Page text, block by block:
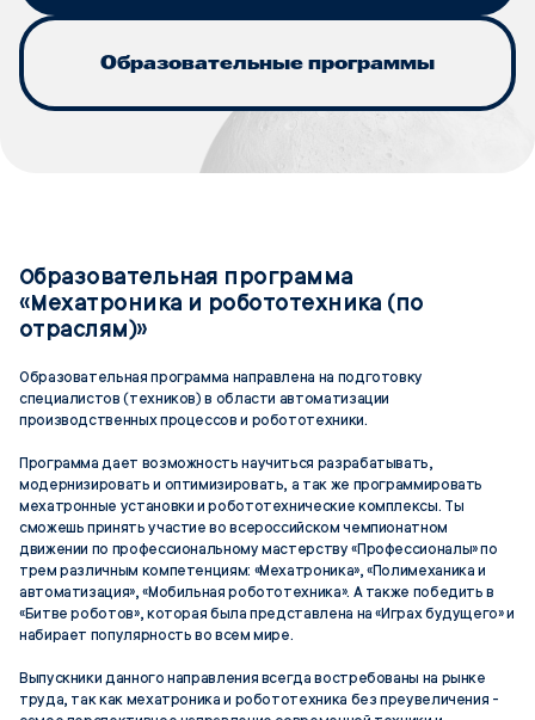
Образовательные программы
Образовательная программа
«Мехатроника и робототехника (по
отраслям)»
Образовательная программа направлена на подготовку
специалистов (техников) в области автоматизации
производственных процессов и робототехники.
Программа дает возможность научиться разрабатывать,
модернизировать и оптимизировать, а так же программировать
мехатронные установки и робототехнические комплексы. Ты
сможешь принять участие во всероссийском чемпионатном
движении по профессиональному мастерству «Профессионалы» по
трем различным компетенциям: «Мехатроника», «Полимеханика и
автоматизация», «Мобильная робототехника». А также победить в
«Битве роботов», которая была представлена на «Играх будущего» и
набирает популярность во всем мире.
Выпускники данного направления всегда востребованы на рынке
труда, так как мехатроника и робототехника без преувеличения -